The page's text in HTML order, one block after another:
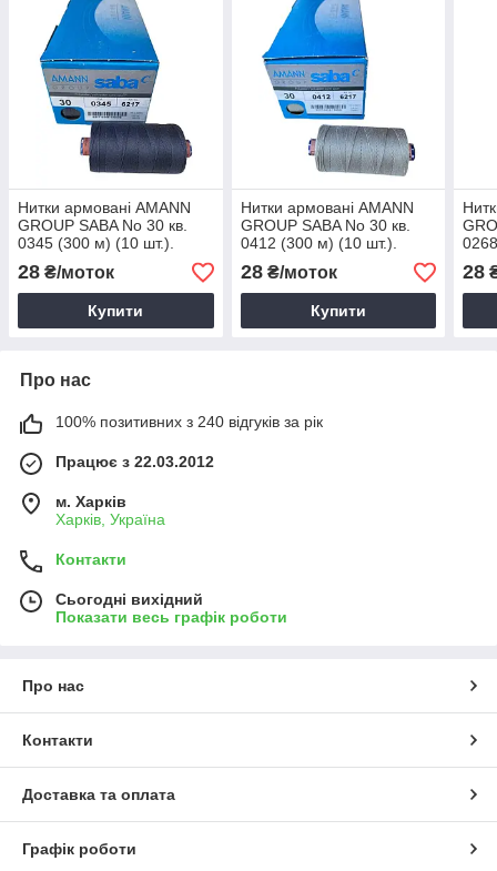
Нитки армовані AMANN
GROUP SABA No 30 кв.
0345 (300 м) (10 шт.).
28 ₴/моток
Купити
Нитки армовані AMANN
GROUP SABA No 30 кв.
0412 (300 м) (10 шт.).
28₴/моток
Купити
28
Про нас
100% позитивних з 240 відгуків за рік
Працює з 22.03.2012
м. Харків
Харків, Україна
Контакти
Сьогодні вихідний
Показати весь графік роботи
Про нас
Контакти
Доставка та оплата
Графік роботи